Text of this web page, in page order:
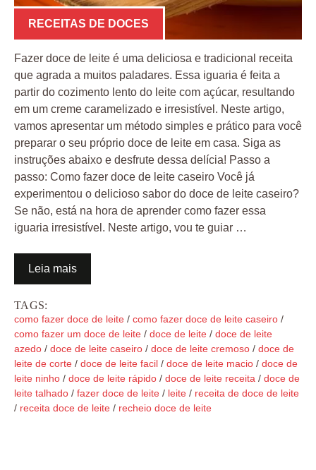
RECEITAS DE DOCES
Fazer doce de leite é uma deliciosa e tradicional receita
que agrada a muitos paladares. Essa iguaria é feita a
partir do cozimento lento do leite com açúcar, resultando
em um creme caramelizado e irresistível. Neste artigo,
vamos apresentar um método simples e prático para você
preparar o seu próprio doce de leite em casa. Siga as
instruções abaixo e desfrute dessa delícia! Passo a
passo: Como fazer doce de leite caseiro Você já
experimentou o delicioso sabor do doce de leite caseiro?
Se não, está na hora de aprender como fazer essa
iguaria irresistível. Neste artigo, vou te guiar …
Leia mais
TAGS:
como fazer doce de leite / como fazer doce de leite caseiro /
como fazer um doce de leite / doce de leite / doce de leite
azedo / doce de leite caseiro / doce de leite cremoso / doce de
leite de corte / doce de leite facil / doce de leite macio / doce de
leite ninho / doce de leite rápido / doce de leite receita / doce de
leite talhado / fazer doce de leite / leite / receita de doce de leite
/ receita doce de leite / recheio doce de leite